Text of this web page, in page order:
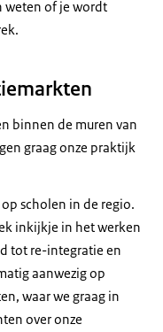
weten of je wordt
binnen de muren van
graag onze praktijk
scholen in de regio.
inkijkje in het werken
tot re-integratie en
aanwezig op
waar we graag in
over onze